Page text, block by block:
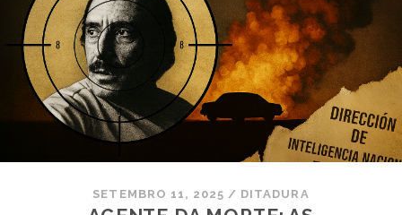
SETEMBRO 11, 2025 / DITADURA